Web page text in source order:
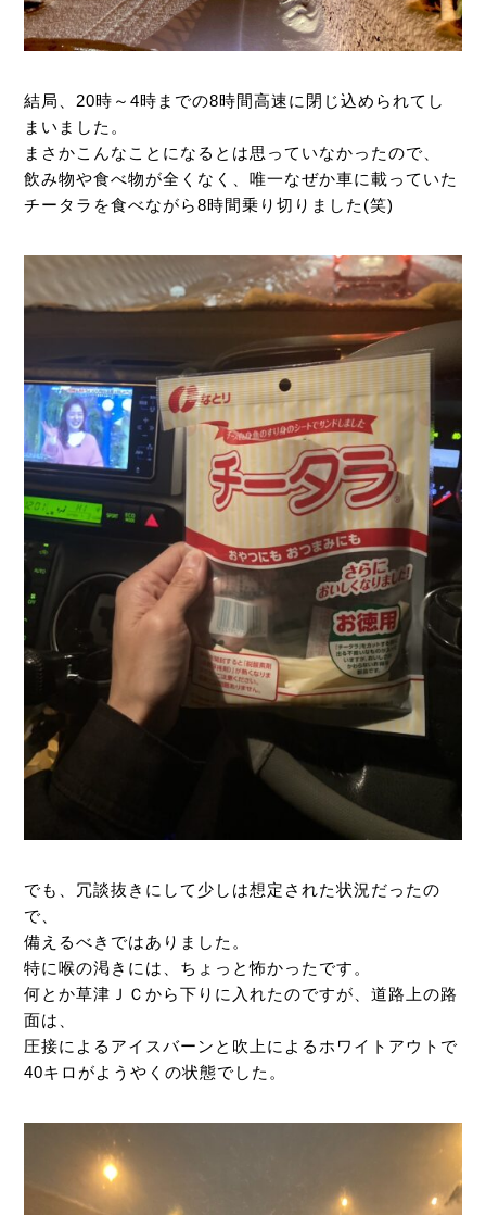
結局、20時～4時までの8時間高速に閉じ込められてし
まいました。
まさかこんなことになるとは思っていなかったので、
飲み物や食べ物が全くなく、唯一なぜか車に載っていた
チータラを食べながら8時間乗り切りました(笑)
でも、冗談抜きにして少しは想定された状況だったの
で、
備えるべきではありました。
特に喉の渇きには、ちょっと怖かったです。
何とか草津ＪＣから下りに入れたのですが、道路上の路
面は、
圧接によるアイスバーンと吹上によるホワイトアウトで
40キロがようやくの状態でした。